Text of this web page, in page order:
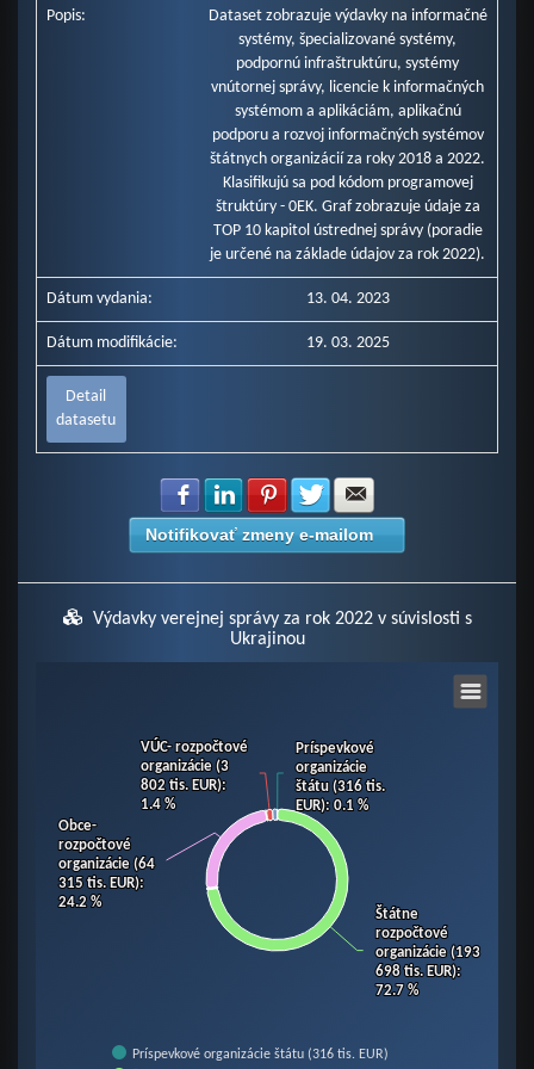
Ministerstvo pôdohospodárstva a rozvoja vidieka SR (mil. Eur)
Štatistický úrad SR (mil. Eur)
Úrad geodézie, kartografie a katastra SR (mil. Eur)
Ministerstvo zahraničných vecí a európskych zálež. SR (mil. Eur)
Popis:
Dataset zobrazuje výdavky na informačné
systémy, špecializované systémy,
podpornú infraštruktúru, systémy
vnútornej správy, licencie k informačných
systémom a aplikáciám, aplikačnú
podporu a rozvoj informačných systémov
štátnych organizácií za roky 2018 a 2022.
Klasifikujú sa pod kódom programovej
štruktúry - 0EK. Graf zobrazuje údaje za
TOP 10 kapitol ústrednej správy (poradie
je určené na základe údajov za rok 2022).
Dátum vydania: 13. 04. 2023
Dátum modifikácie: 19. 03. 2025
Detail
datasetu
Zdielať na Facebook
Zdielať na LinkedIn
Zdielať na Pinterest
Zdielať na Twitter
Notifikovať zmeny e-mailom
Výdavky verejnej správy za rok 2022 v súvislosti s
Ukrajinou
Pie chart with 10 slices.
View as data table, Chart
Príspevkové
organizácie
štátu (316 tis.
EUR): 0.1 %
Príspevkové
organizácie
štátu (316 tis.
EUR): 0.1 %
Štátne
rozpočtové
organizácie (193
698 tis. EUR):
72.7 %
Štátne
rozpočtové
organizácie (193
698 tis. EUR):
72.7 %
Obce-
rozpočtové
organizácie (64
315 tis. EUR):
24.2 %
Obce-
rozpočtové
organizácie (64
315 tis. EUR):
24.2 %
VÚC- rozpočtové
organizácie (3
802 tis. EUR):
1.4 %
VÚC- rozpočtové
organizácie (3
802 tis. EUR):
1.4 %
Príspevkové organizácie štátu (316 tis. EUR)